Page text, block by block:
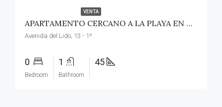
VENTA
APARTAMENTO CERCANO A LA PLAYA EN TORREMOLINOS
Avenida del Lido, 13 - 1º
0
Bedroom
1
Bathroom
45